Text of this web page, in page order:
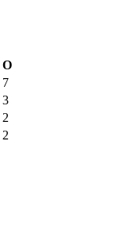
О
7
3
2
2